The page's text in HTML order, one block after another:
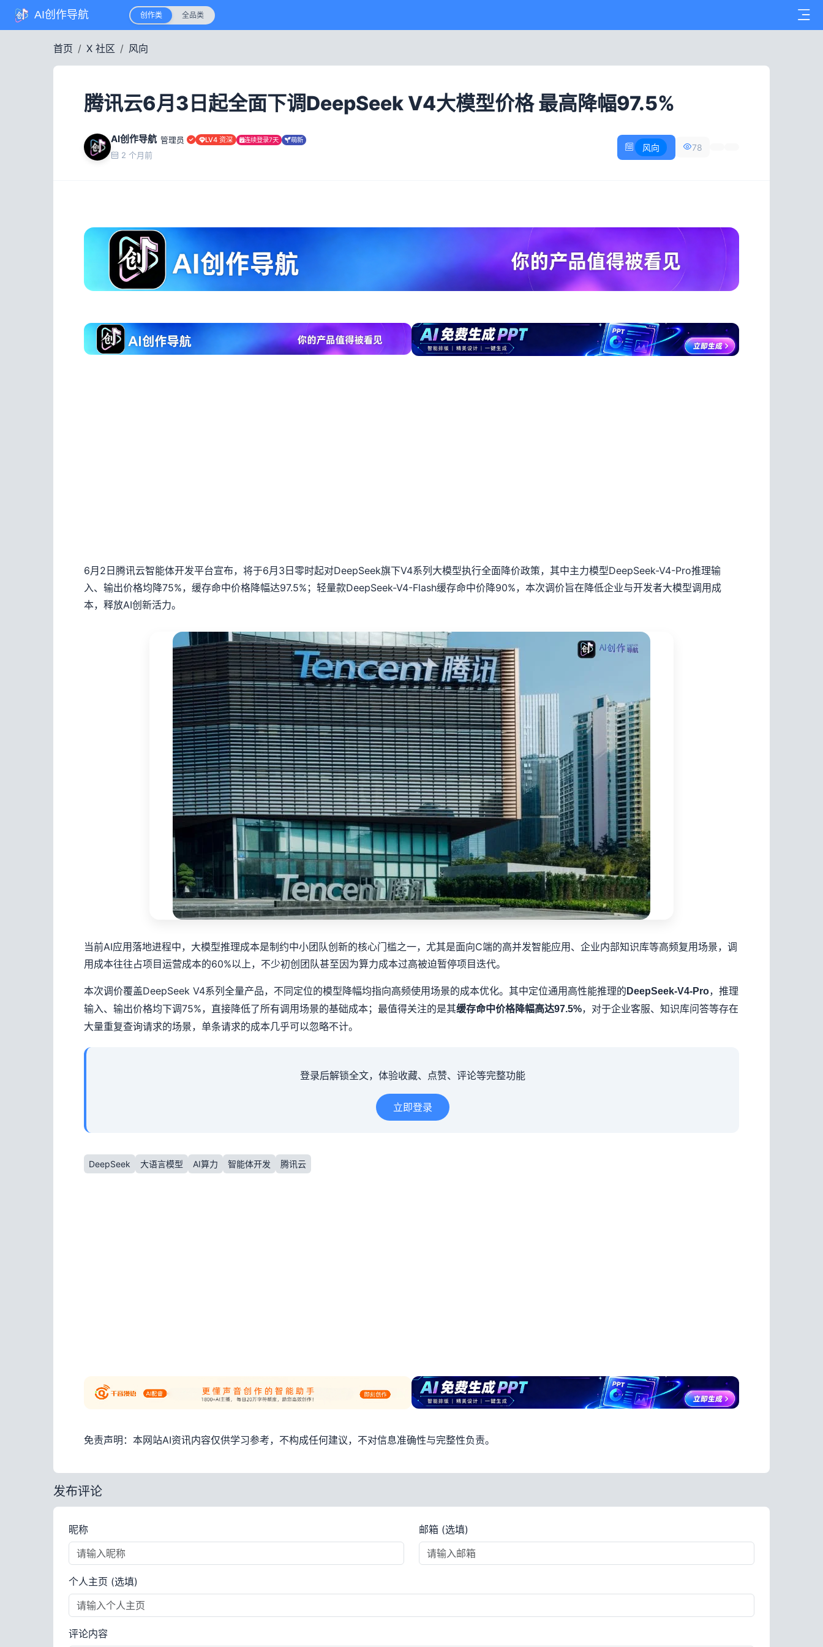
AI创作导航 创作类 全品类
首页 X 社区 风向
腾讯云6月3日起全面下调DeepSeek V4大模型价格 最高降幅97.5%
AI创作导航 管理员 LV4 资深 连续登录7天 萌新
2 个月前
风向 78
6月2日腾讯云智能体开发平台宣布，将于6月3日零时起对DeepSeek旗下V4系列大模型执行全面降价政策，其中主力模型DeepSeek-V4-Pro推理输
入、输出价格均降75%，缓存命中价格降幅达97.5%；轻量款DeepSeek-V4-Flash缓存命中价降90%，本次调价旨在降低企业与开发者大模型调用成
本，释放AI创新活力。
当前AI应用落地进程中，大模型推理成本是制约中小团队创新的核心门槛之一，尤其是面向C端的高并发智能应用、企业内部知识库等高频复用场景，调
用成本往往占项目运营成本的60%以上，不少初创团队甚至因为算力成本过高被迫暂停项目迭代。
本次调价覆盖DeepSeek V4系列全量产品，不同定位的模型降幅均指向高频使用场景的成本优化。其中定位通用高性能推理的 DeepSeek-V4-Pro，推理
输入、输出价格均下调75%，直接降低了所有调用场景的基础成本；最值得关注的是其缓存命中价格降幅高达97.5%，对于企业客服、知识库问答等存在
大量重复查询请求的场景，单条请求的成本几乎可以忽略不计。
登录后解锁全文，体验收藏、点赞、评论等完整功能
立即登录
DeepSeek 大语言模型 AI算力 智能体开发 腾讯云
免责声明：本网站AI资讯内容仅供学习参考，不构成任何建议，不对信息准确性与完整性负责。
发布评论
昵称 邮箱 (选填)
个人主页 (选填)
评论内容